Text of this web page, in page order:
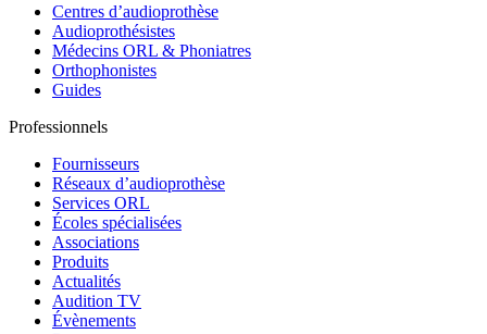
Centres d’audioprothèse
Audioprothésistes
Médecins ORL & Phoniatres
Orthophonistes
Guides
Professionnels
Fournisseurs
Réseaux d’audioprothèse
Services ORL
Écoles spécialisées
Associations
Produits
Actualités
Audition TV
Évènements